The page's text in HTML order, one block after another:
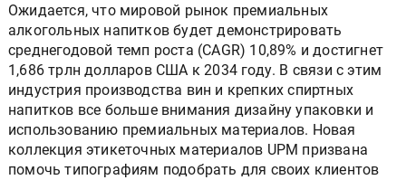
Ожидается, что мировой рынок премиальных
алкогольных напитков будет демонстрировать
среднегодовой темп роста (CAGR) 10,89% и достигнет
1,686 трлн долларов США к 2034 году. В связи с этим
индустрия производства вин и крепких спиртных
напитков все больше внимания дизайну упаковки и
использованию премиальных материалов. Новая
коллекция этикеточных материалов UPM призвана
помочь типографиям подобрать для своих клиентов